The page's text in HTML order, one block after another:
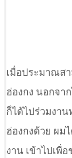
เมื่อประมาณส
ฮ่องกง นอกจา
ก็ได้ไปร่วมงา
ฮ่องกงด้วย ผม
งาน เข้าไปเพื่